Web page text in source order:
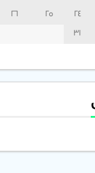
24
25
26
31